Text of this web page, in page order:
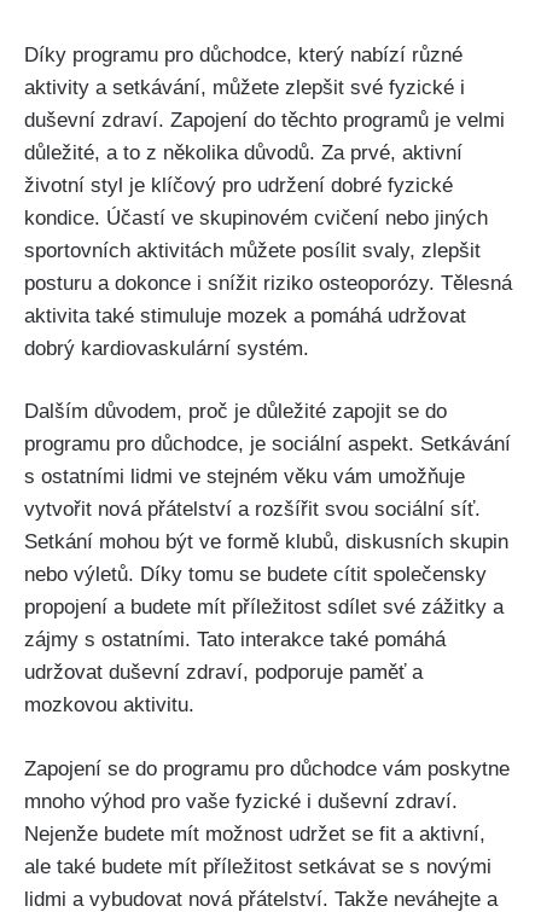
Díky programu pro důchodce, který nabízí různé
aktivity a setkávání, můžete zlepšit své fyzické i
duševní zdraví. Zapojení do ​těchto programů je velmi
důležité,​ a to z několika důvodů. Za prvé, aktivní
životní styl‍ je klíčový pro udržení dobré fyzické
kondice. Účastí ve skupinovém cvičení nebo jiných
sportovních aktivitách můžete‍ posílit svaly, ‌zlepšit
posturu⁣ a dokonce i⁤ snížit riziko osteoporózy. Tělesná
aktivita také stimuluje⁢ mozek a pomáhá‍ udržovat‌
dobrý kardiovaskulární systém.
Dalším důvodem, proč je důležité zapojit se do
programu pro‍ důchodce, ⁢je​ sociální aspekt. Setkávání
s ostatními lidmi ve stejném věku vám umožňuje
vytvořit nová přátelství a rozšířit svou sociální síť.
Setkání mohou ⁢být‍ ve formě klubů, diskusních skupin
nebo​ výletů. Díky tomu se budete cítit společensky
propojení a budete mít příležitost sdílet své zážitky a
zájmy s ostatními. ⁣Tato interakce také pomáhá
⁣udržovat duševní zdraví, podporuje⁣ paměť a
mozkovou aktivitu.
Zapojení se do programu pro důchodce vám poskytne
mnoho výhod pro vaše fyzické i duševní​ zdraví.
Nejenže budete mít možnost udržet se fit a aktivní,
ale také budete ‍mít příležitost setkávat se s novými
lidmi a vybudovat nová přátelství. Takže neváhejte a